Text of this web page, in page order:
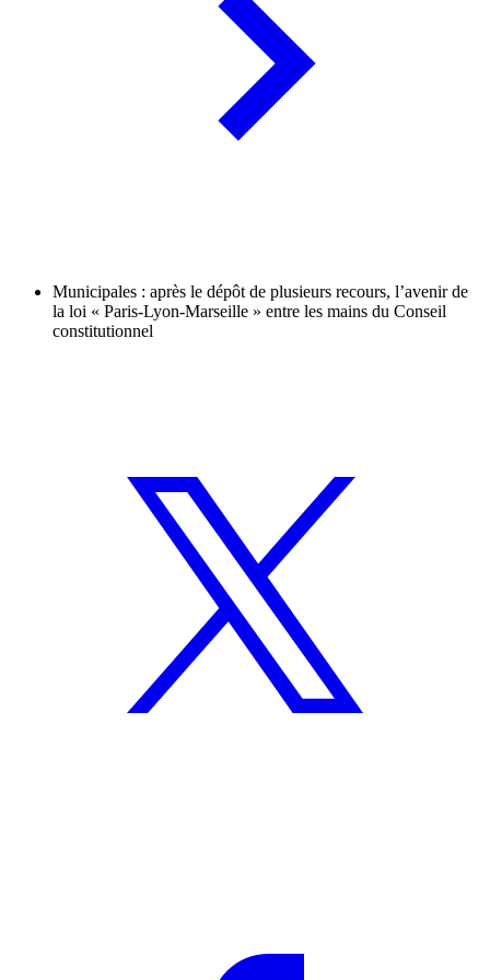
Municipales : après le dépôt de plusieurs recours, l’avenir de
la loi « Paris-Lyon-Marseille » entre les mains du Conseil
constitutionnel